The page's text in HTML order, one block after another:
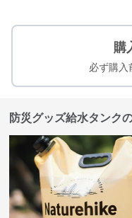
購
必ず購入
防災グッズ給水タンク